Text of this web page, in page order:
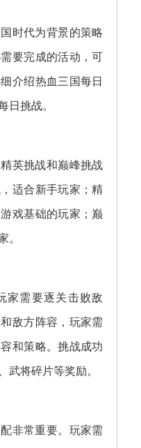
时代为背景的策略
要完成的活动，可
介绍热血三国每日
日挑战。
英挑战和巅峰挑战
适合新手玩家；精
戏基础的玩家；巅
。
家需要逐关击败敌
敌方阵容，玩家需
和策略。挑战成功
武将碎片等奖励。
非常重要。玩家需